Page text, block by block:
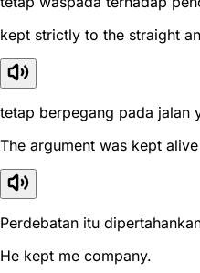
kept strictly to the straight
tetap berpegang pada jalan
The argument was kept
Perdebatan itu
He kept me company.